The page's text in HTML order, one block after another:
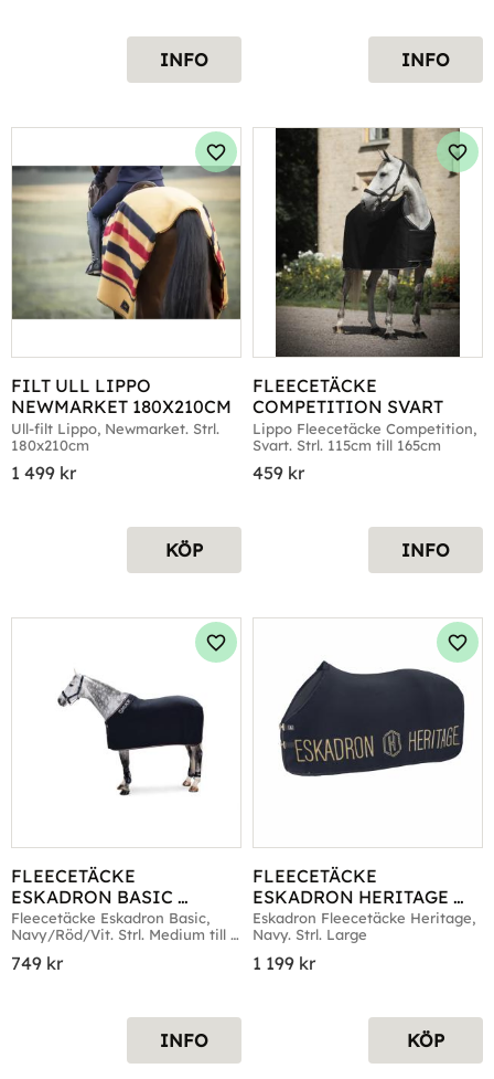
INFO INFO
FILT ULL LIPPO
NEWMARKET 180X210CM
Ull-filt Lippo, Newmarket. Strl.
180x210cm
1 499 kr
Lägg till i favoriter
KÖP
FLEECETÄCKE
COMPETITION SVART
Lippo Fleecetäcke Competition,
Svart. Strl. 115cm till 165cm
459 kr
INFO
FLEECETÄCKE
ESKADRON BASIC
NAVY/RÖD/VIT
Fleecetäcke Eskadron Basic,
Navy/Röd/Vit. Strl. Medium till
749 kr
Lägg till i favoriter
INFO
FLEECETÄCKE
ESKADRON HERITAGE
NAVY LARGE
Eskadron Fleecetäcke Heritage,
Navy. Strl. Large
1 199 kr
KÖP